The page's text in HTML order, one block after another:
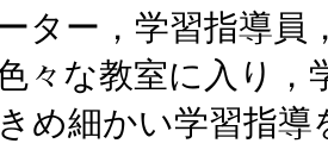
ター，学習指導員
々な教室に入り，
め細かい学習指導